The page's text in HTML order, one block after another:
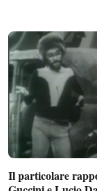
Il particolare